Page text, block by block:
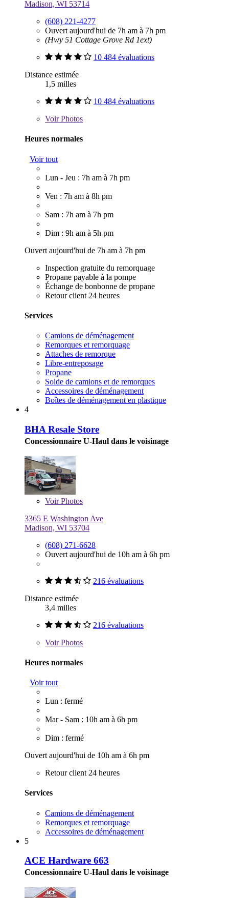
Madison, WI 53714
(608) 221-4277
Ouvert aujourd'hui de 7h am à 7h pm
(Hwy 51 Cottage Grove Rd 1ext)
10 484 évaluations
Distance estimée
1,5 milles
10 484 évaluations
VoirPhotos
Heures normales
Voir tout
Lun - Jeu : 7h am à 7h pm
Ven : 7h am à 8h pm
Sam : 7h am à 7h pm
Dim : 9h am à 5h pm
Ouvert aujourd'hui de 7h am à 7h pm
Inspection gratuite du remorquage
Propane payable à la pompe
Échange de bonbonne de propane
Retour client 24 heures
Services
Camions de déménagement
Remorques et remorquage
Attaches de remorque
Libre-entreposage
Propane
Solde de camions et de remorques
Accessoires de déménagement
Boîtes de déménagement en plastique
4
BHA Resale Store
Concessionnaire U-Haul dans le voisinage
VoirPhotos
3365 E Washington Ave
Madison, WI 53704
(608) 271-6628
Ouvert aujourd'hui de 10h am à 6h pm
216 évaluations
Distance estimée
3,4 milles
216 évaluations
VoirPhotos
Heures normales
Voir tout
Lun : fermé
Mar - Sam : 10h am à 6h pm
Dim : fermé
Ouvert aujourd'hui de 10h am à 6h pm
Retour client 24 heures
Services
Camions de déménagement
Remorques et remorquage
Accessoires de déménagement
5
ACE Hardware 663
Concessionnaire U-Haul dans le voisinage